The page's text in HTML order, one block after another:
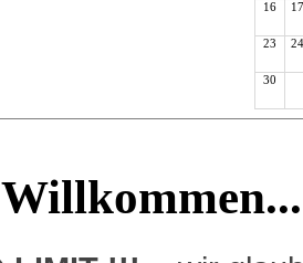
16 17
23 24
30